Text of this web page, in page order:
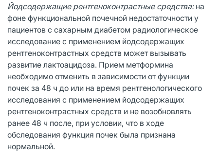
Йодсодержащие рентгеноконтрастные средства: на
фоне функциональной почечной недостаточности у
пациентов с сахарным диабетом радиологическое
исследование с применением йодсодержащих
рентгеноконтрастных средств может вызывать
развитие лактоацидоза. Прием метформина
необходимо отменить в зависимости от функции
почек за 48 ч до или на время рентгенологического
исследования с применением йодсодержащих
рентгеноконтрастных средств и не возобновлять
ранее 48 ч после, при условии, что в ходе
обследования функция почек была признана
нормальной.